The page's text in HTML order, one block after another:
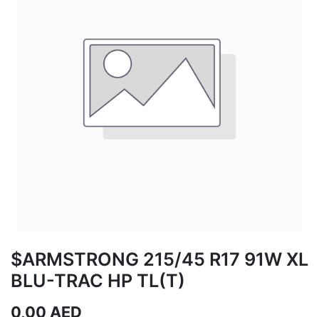
$ARMSTRONG 215/45 R17 91W XL
BLU-TRAC HP TL(T)
0,00 AED